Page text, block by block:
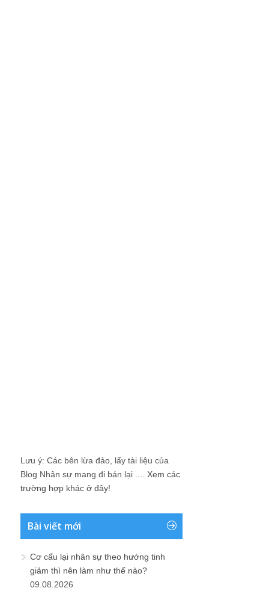
Lưu ý: Các bên lừa đảo, lấy tài liệu của
Blog Nhân sự mang đi bán lại .... Xem các
trường hợp khác ở đây!
Bài viết mới
Cơ cấu lại nhân sự theo hướng tinh
giảm thì nên làm như thế nào?
09.08.2026